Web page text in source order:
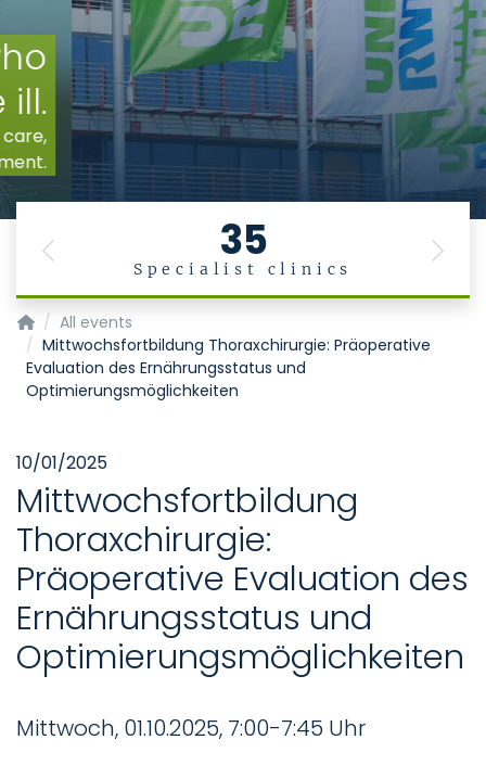
35
Specialist clinics
Previous Next
Homepage of Uniklinik RWTH Aachen
All events
Mittwochsfortbildung Thoraxchirurgie: Präoperative
Evaluation des Ernährungsstatus und
Optimierungsmöglichkeiten
10/01/2025
Mittwochsfortbildung
Thoraxchirurgie:
Präoperative Evaluation des
Ernährungsstatus und
Optimierungsmöglichkeiten
Mittwoch, 01.10.2025, 7:00-7:45 Uhr